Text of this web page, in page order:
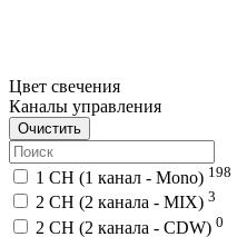
Цвет свечения
Каналы управления
Очистить
1 CH (1 канал - Mono) 198
2 CH (2 канала - MIX) 3
2 CH (2 канала - CDW) 0